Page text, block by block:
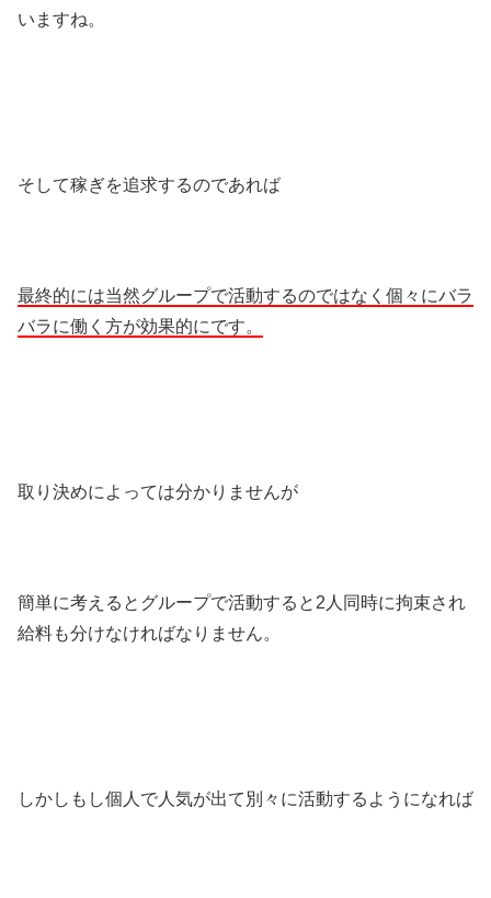
いますね。
そして稼ぎを追求するのであれば
最終的には当然グループで活動するのではなく個々にバラ
バラに働く方が効果的にです。
取り決めによっては分かりませんが
簡単に考えるとグループで活動すると2人同時に拘束され
給料も分けなければなりません。
しかしもし個人で人気が出て別々に活動するようになれば